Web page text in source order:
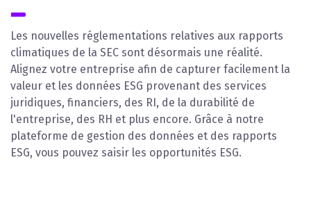
Les nouvelles réglementations relatives aux rapports
climatiques de la SEC sont désormais une réalité.
Alignez votre entreprise afin de capturer facilement la
valeur et les données ESG provenant des services
juridiques, financiers, des RI, de la durabilité de
l'entreprise, des RH et plus encore. Grâce à notre
plateforme de gestion des données et des rapports
ESG, vous pouvez saisir les opportunités ESG.